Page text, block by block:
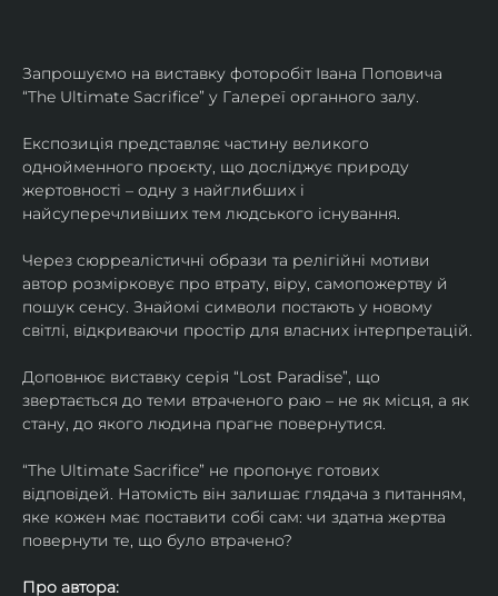
Запрошуємо на виставку фоторобіт Івана Поповича
“The Ultimate Sacrifice” у Галереї органного залу.
Експозиція представляє частину великого
однойменного проєкту, що досліджує природу
жертовності – одну з найглибших і
найсуперечливіших тем людського існування.
Через сюрреалістичні образи та релігійні мотиви
автор розмірковує про втрату, віру, самопожертву й
пошук сенсу. Знайомі символи постають у новому
світлі, відкриваючи простір для власних інтерпретацій.
Доповнює виставку серія “Lost Paradise”, що
звертається до теми втраченого раю – не як місця, а як
стану, до якого людина прагне повернутися.
“The Ultimate Sacrifice” не пропонує готових
відповідей. Натомість він залишає глядача з питанням,
яке кожен має поставити собі сам: чи здатна жертва
повернути те, що було втрачено?
Про автора: